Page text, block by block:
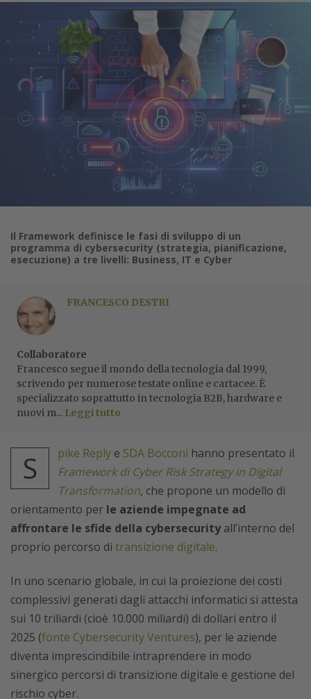
Il Framework definisce le fasi di sviluppo di un
programma di cybersecurity (strategia, pianificazione,
esecuzione) a tre livelli: Business, IT e Cyber
FRANCESCO DESTRI
Collaboratore
Francesco segue il mondo della tecnologia dal 1999,
scrivendo per numerose testate online e cartacee. È
specializzato soprattutto in tecnologia B2B, hardware e
nuovi m... Leggi tutto
S pike Reply e SDA Bocconi hanno presentato il
Framework di Cyber Risk Strategy in Digital
Transformation, che propone un modello di
orientamento per le aziende impegnate ad
affrontare le sfide della cybersecurityall’interno del
proprio percorso di transizione digitale.
In uno scenario globale, in cui la proiezione dei costi
complessivi generati dagli attacchi informatici si attesta
sui 10 triliardi (cioè 10.000 miliardi) di dollari entro il
2025 (fonte Cybersecurity Ventures), per le aziende
diventa imprescindibile intraprendere in modo
sinergico percorsi di transizione digitale e gestione del
rischio cyber.